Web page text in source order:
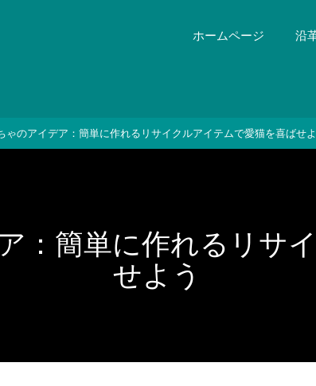
ホームページ 沿
ゃのアイデア：簡単に作れるリサイクルアイテムで愛猫を喜ばせ
：簡単に作れるリサ
せよう